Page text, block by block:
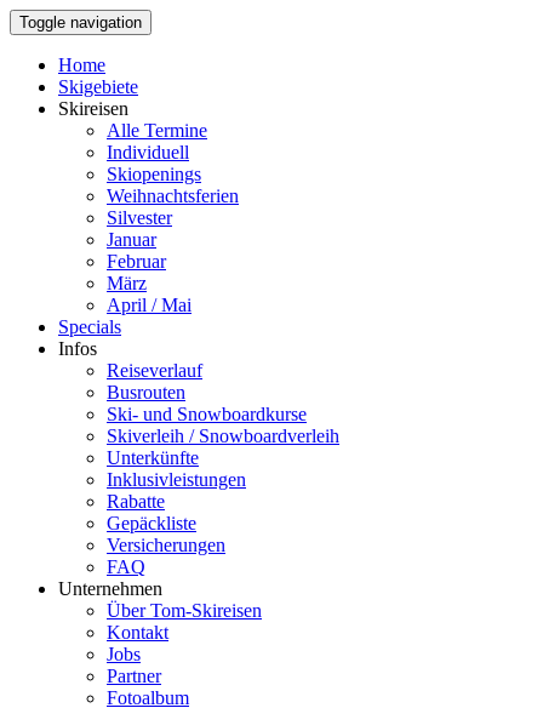
Toggle navigation
Home
Skigebiete
Skireisen
Alle Termine
Individuell
Skiopenings
Weihnachtsferien
Silvester
Januar
Februar
März
April / Mai
Specials
Infos
Reiseverlauf
Busrouten
Ski- und Snowboardkurse
Skiverleih / Snowboardverleih
Unterkünfte
Inklusivleistungen
Rabatte
Gepäckliste
Versicherungen
FAQ
Unternehmen
Über Tom-Skireisen
Kontakt
Jobs
Partner
Fotoalbum